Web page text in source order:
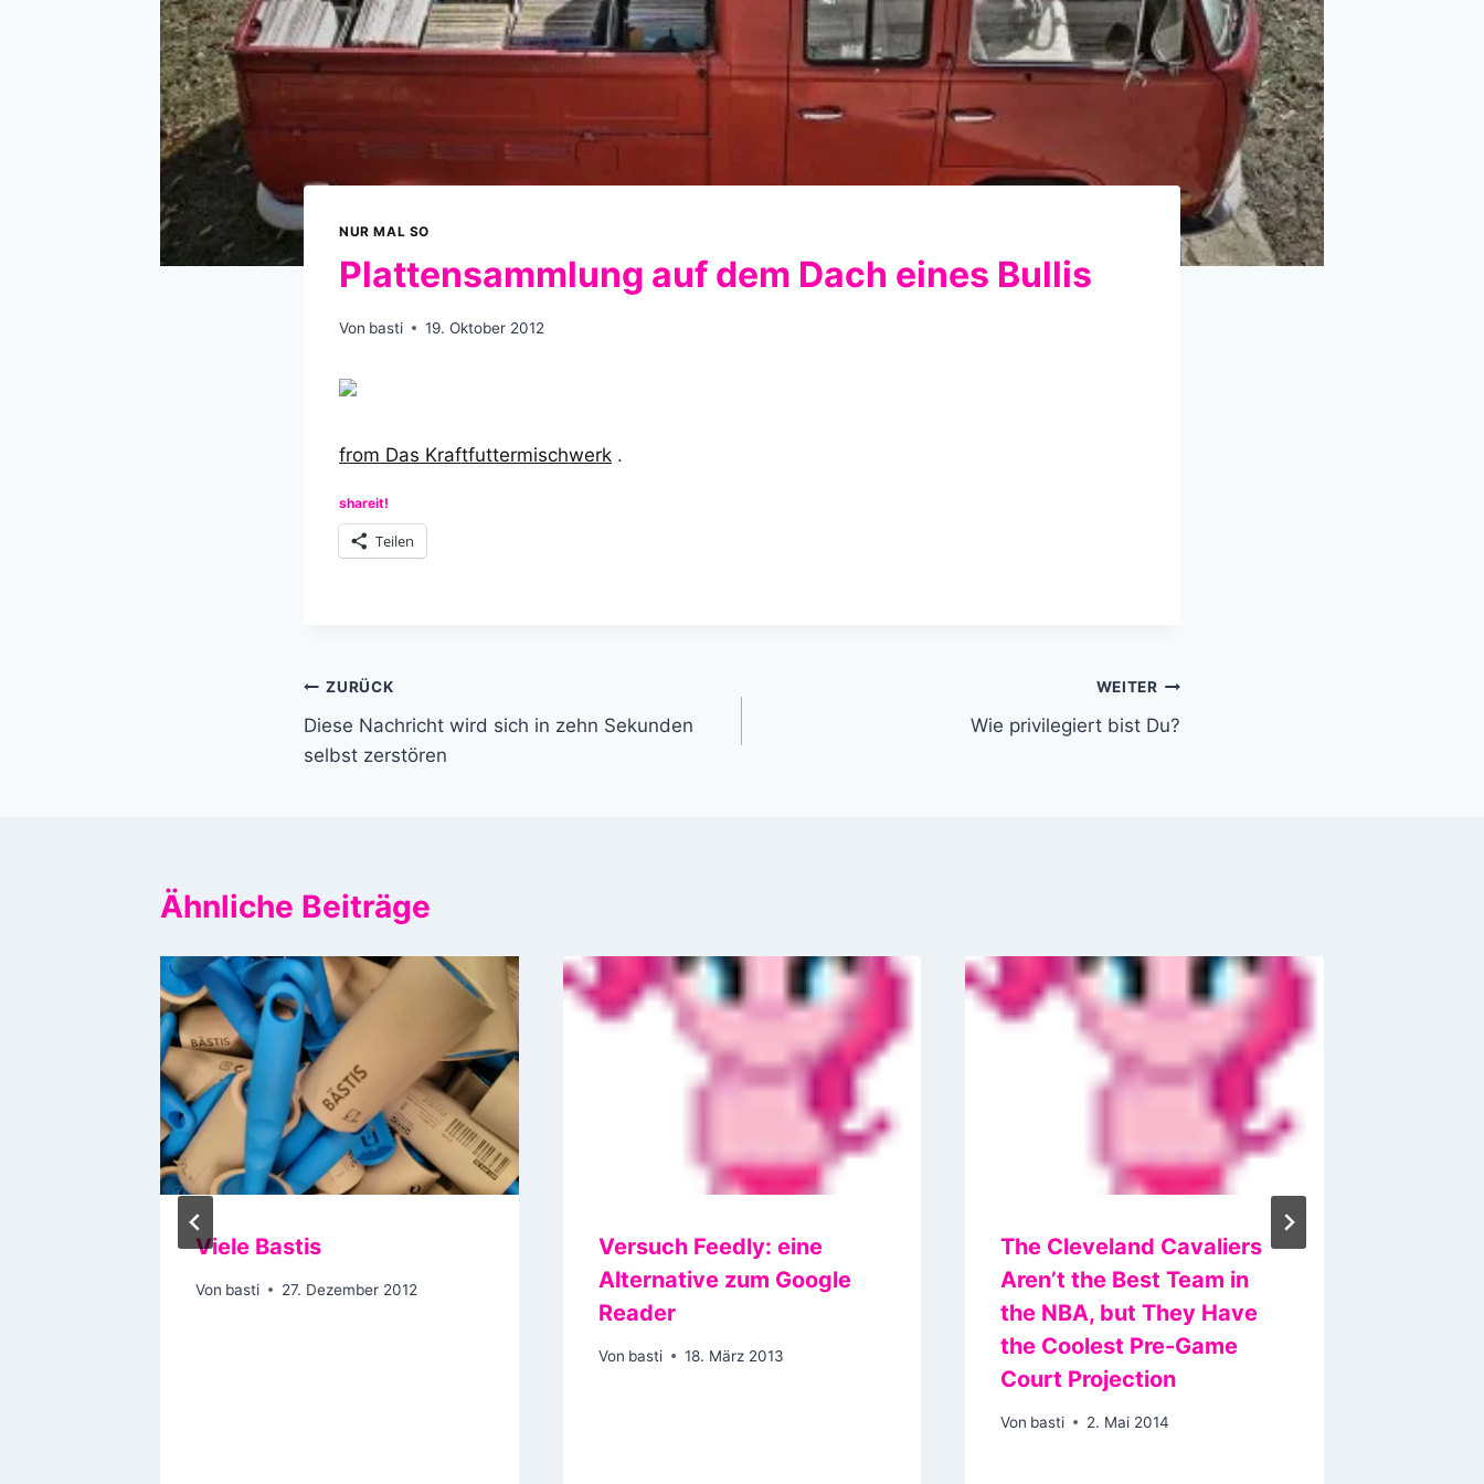
NUR MAL SO
Plattensammlung auf dem Dach eines Bullis
Von basti 19. Oktober 2012
from Das Kraftfuttermischwerk .
shareit!
Teilen
Beitragsnavigation
ZURÜCK
Diese Nachricht wird sich in zehn Sekunden
selbst zerstören
WEITER
Wie privilegiert bist Du?
Ähnliche Beiträge
Viele Bastis
Von basti 27. Dezember 2012
Versuch Feedly: eine
Alternative zum Google
Reader
Von basti 18. März 2013
The Cleveland Cavaliers
Aren’t the Best Team in
the NBA, but They Have
the Coolest Pre-Game
Court Projection
Von basti 2. Mai 2014